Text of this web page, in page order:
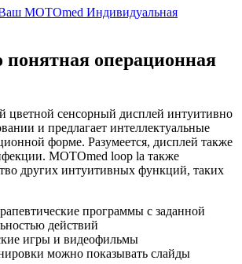
MOTOmed Индивидуальная
операционная
сенсорный дисплей интуитивно
и предлагает интеллектуальные
форме. Разумеется, дисплей также
MOTOmed loop la также
других интуитивных функций, таких
программы с заданной
действий
игры и видеофильмы
можно показывать слайды